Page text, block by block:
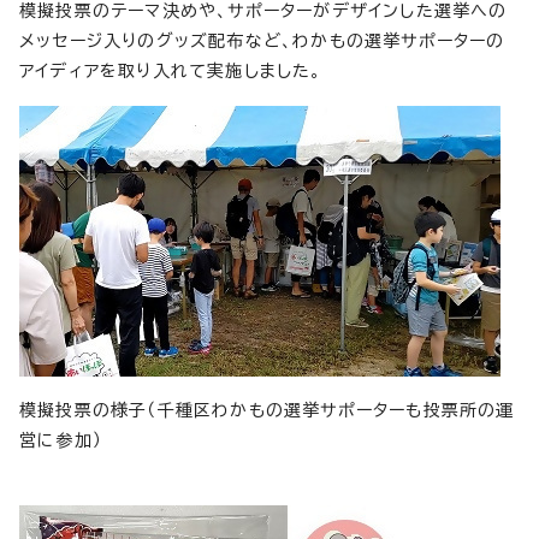
模擬投票のテーマ決めや、サポーターがデザインした選挙への
メッセージ入りのグッズ配布など、わかもの選挙サポーターの
アイディアを取り入れて実施しました。
模擬投票の様子（千種区わかもの選挙サポーターも投票所の運
営に参加）